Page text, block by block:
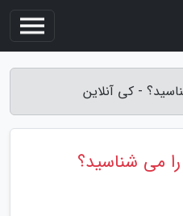
- کی آنلاین
را می شناسید؟